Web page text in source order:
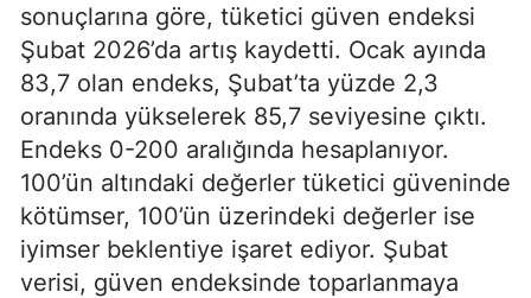
sonuçlarına göre, tüketici güven endeksi
Şubat 2026’da artış kaydetti. Ocak ayında
83,7 olan endeks, Şubat’ta yüzde 2,3
oranında yükselerek 85,7 seviyesine çıktı.
Endeks 0-200 aralığında hesaplanıyor.
100’ün altındaki değerler tüketici güveninde
kötümser, 100’ün üzerindeki değerler ise
iyimser beklentiye işaret ediyor. Şubat
verisi, güven endeksinde toparlanmaya